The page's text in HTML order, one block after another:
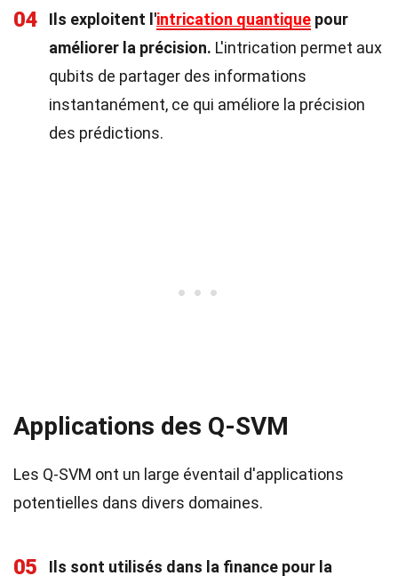
04 Ils exploitent l'intrication quantique pour
améliorer la précision. L'intrication permet aux
qubits de partager des informations
instantanément, ce qui améliore la précision
des prédictions.
Applications des Q-SVM
Les Q-SVM ont un large éventail d'applications
potentielles dans divers domaines.
05 Ils sont utilisés dans la finance pour la